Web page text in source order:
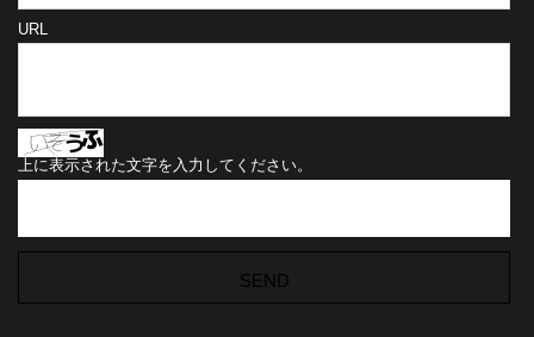
URL
上に表示された文字を入力してください。